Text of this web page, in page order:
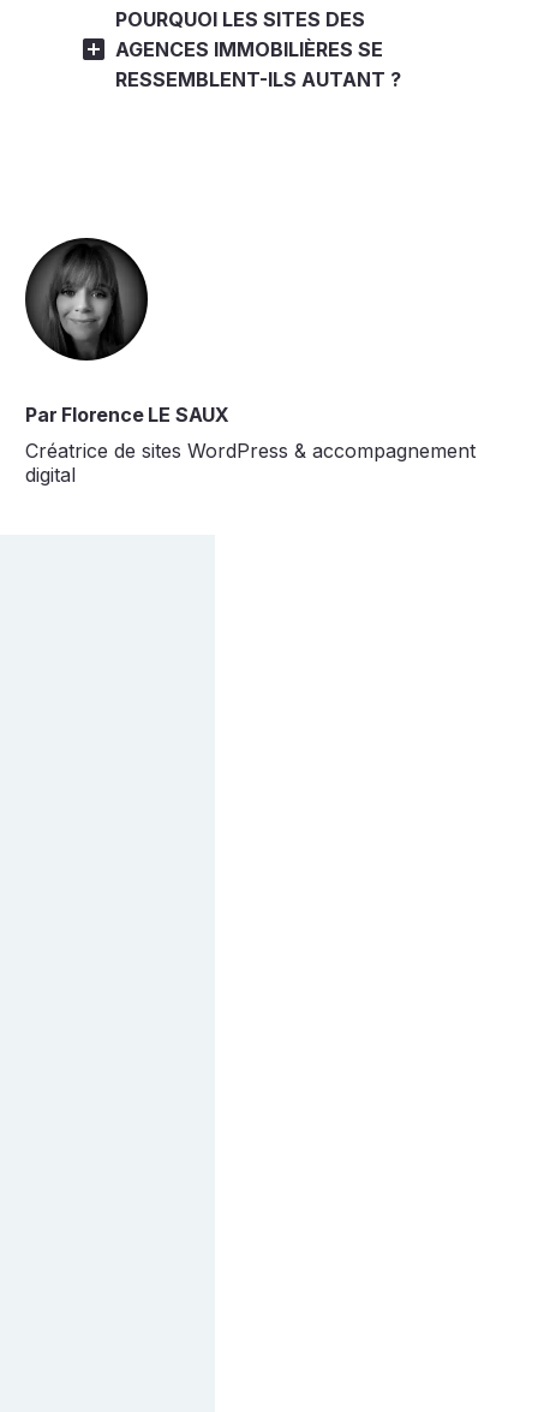
POURQUOI LES SITES DES
AGENCES IMMOBILIÈRES SE
RESSEMBLENT-ILS AUTANT ?
Par Florence LE SAUX
Créatrice de sites WordPress & accompagnement
digital